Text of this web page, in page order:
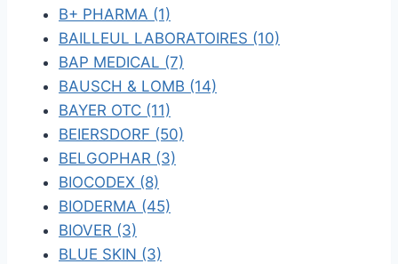
B+ PHARMA (1)
BAILLEUL LABORATOIRES (10)
BAP MEDICAL (7)
BAUSCH & LOMB (14)
BAYER OTC (11)
BEIERSDORF (50)
BELGOPHAR (3)
BIOCODEX (8)
BIODERMA (45)
BIOVER (3)
BLUE SKIN (3)